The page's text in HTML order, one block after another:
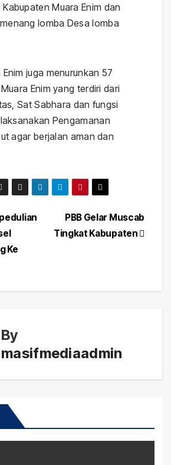
Muara Enim dan
lomba Desa lomba
juga menurunkan 57
Enim yang terdiri dari
Sat Sabhara dan fungsi
Pengamanan
agar berjalan aman dan
PBB Gelar Muscab
Tingkat Kabupaten
Ke
By
masifmediaadmin